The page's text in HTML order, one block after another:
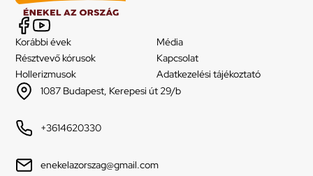
Korábbi évek
Résztvevő kórusok
Hollerizmusok
Média
Kapcsolat
Adatkezelési tájékoztató
1087 Budapest, Kerepesi út 29/b
+3614620330
enekelazorszag@gmail.com